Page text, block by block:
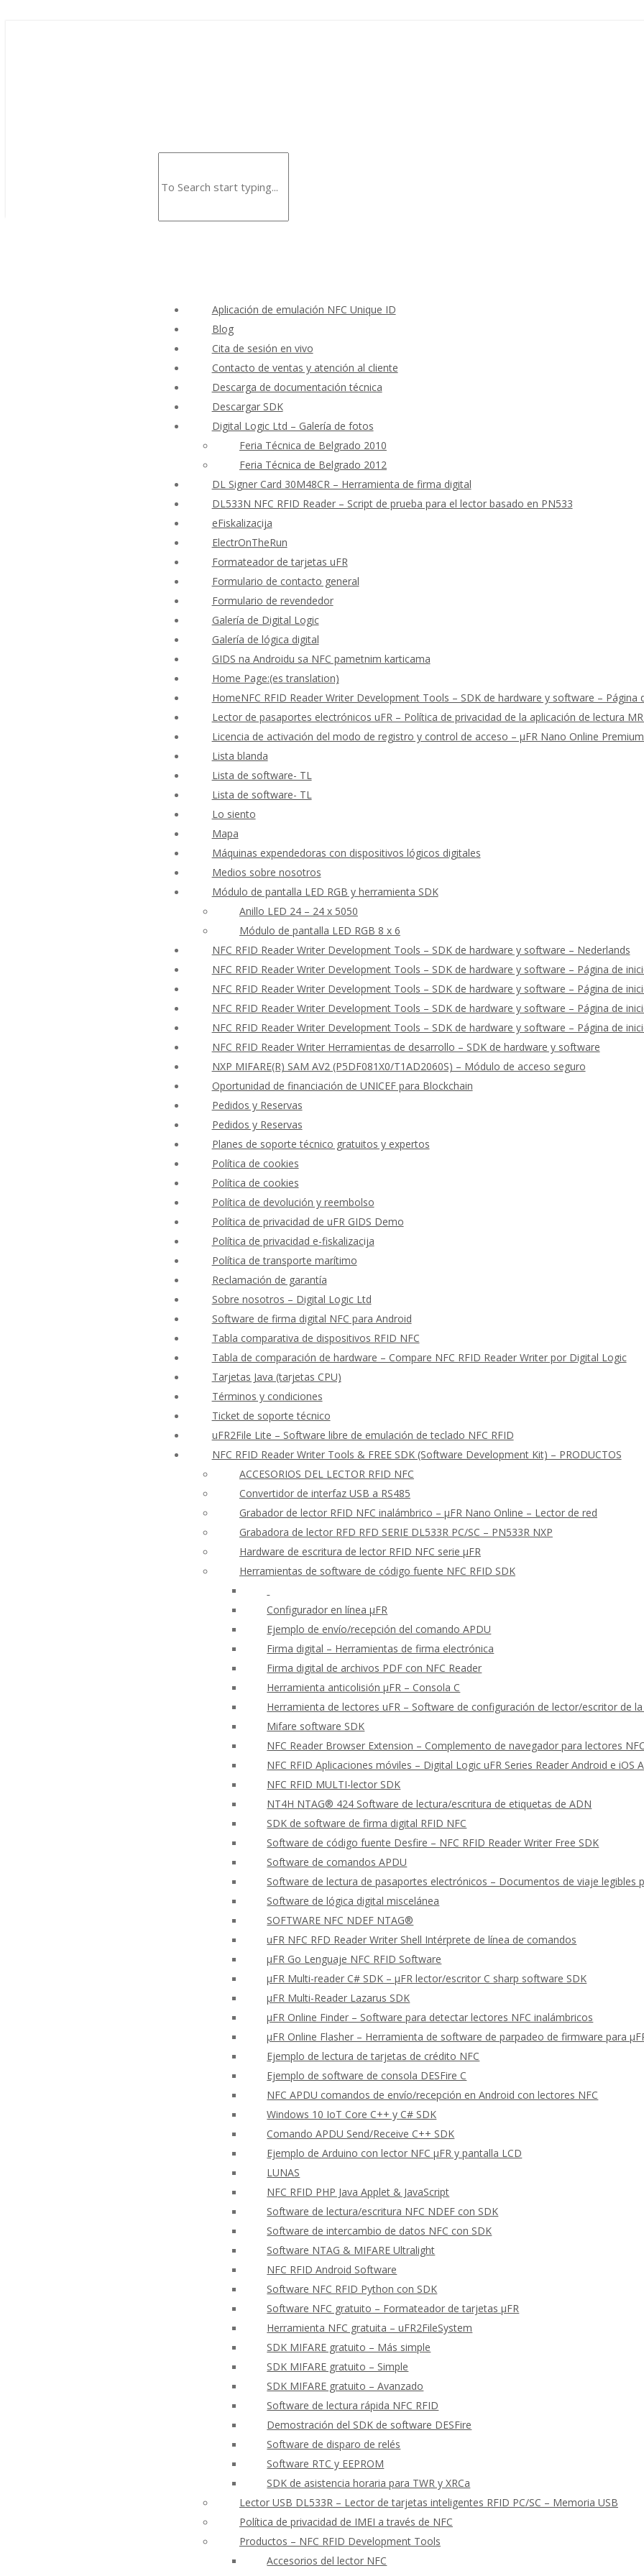
Aplicación de emulación NFC Unique ID
Blog
Cita de sesión en vivo
Contacto de ventas y atención al cliente
Descarga de documentación técnica
Descargar SDK
Digital Logic Ltd – Galería de fotos
Feria Técnica de Belgrado 2010
Feria Técnica de Belgrado 2012
DL Signer Card 30M48CR – Herramienta de firma digital
DL533N NFC RFID Reader – Script de prueba para el lector basado en PN533
eFiskalizacija
ElectrOnTheRun
Formateador de tarjetas uFR
Formulario de contacto general
Formulario de revendedor
Galería de Digital Logic
Galería de lógica digital
GIDS na Androidu sa NFC pametnim karticama
Home Page:(es translation)
HomeNFC RFID Reader Writer Development Tools – SDK de hardware y software – Página
Lector de pasaportes electrónicos uFR – Política de privacidad de la aplicación de lectura
Licencia de activación del modo de registro y control de acceso – μFR Nano Online
Lista blanda
Lista de software- TL
Lista de software- TL
Lo siento
Mapa
Máquinas expendedoras con dispositivos lógicos digitales
Medios sobre nosotros
Módulo de pantalla LED RGB y herramienta SDK
Anillo LED 24 – 24 x 5050
Módulo de pantalla LED RGB 8 x 6
NFC RFID Reader Writer Development Tools – SDK de hardware y software – Nederlands
NFC RFID Reader Writer Development Tools – SDK de hardware y software – Página de
NFC RFID Reader Writer Development Tools – SDK de hardware y software – Página de
NFC RFID Reader Writer Development Tools – SDK de hardware y software – Página de
NFC RFID Reader Writer Development Tools – SDK de hardware y software – Página de
NFC RFID Reader Writer Herramientas de desarrollo – SDK de hardware y software
NXP MIFARE(R) SAM AV2 (P5DF081X0/T1AD2060S) – Módulo de acceso seguro
Oportunidad de financiación de UNICEF para Blockchain
Pedidos y Reservas
Pedidos y Reservas
Planes de soporte técnico gratuitos y expertos
Política de cookies
Política de cookies
Política de devolución y reembolso
Política de privacidad de uFR GIDS Demo
Política de privacidad e-fiskalizacija
Política de transporte marítimo
Reclamación de garantía
Sobre nosotros – Digital Logic Ltd
Software de firma digital NFC para Android
Tabla comparativa de dispositivos RFID NFC
Tabla de comparación de hardware – Compare NFC RFID Reader Writer por Digital Logic
Tarjetas Java (tarjetas CPU)
Términos y condiciones
Ticket de soporte técnico
uFR2File Lite – Software libre de emulación de teclado NFC RFID
NFC RFID Reader Writer Tools & FREE SDK (Software Development Kit) – PRODUCTOS
ACCESORIOS DEL LECTOR RFID NFC
Convertidor de interfaz USB a RS485
Grabador de lector RFID NFC inalámbrico – μFR Nano Online – Lector de red
Grabadora de lector RFD RFD SERIE DL533R PC/SC – PN533R NXP
Hardware de escritura de lector RFID NFC serie μFR
Herramientas de software de código fuente NFC RFID SDK
Configurador en línea μFR
Ejemplo de envío/recepción del comando APDU
Firma digital – Herramientas de firma electrónica
Firma digital de archivos PDF con NFC Reader
Herramienta anticolisión μFR – Consola C
Herramienta de lectores uFR – Software de configuración de lector/escritor de la
Mifare software SDK
NFC Reader Browser Extension – Complemento de navegador para lectores
NFC RFID Aplicaciones móviles – Digital Logic uFR Series Reader Android e iOS
NFC RFID MULTI-lector SDK
NT4H NTAG® 424 Software de lectura/escritura de etiquetas de ADN
SDK de software de firma digital RFID NFC
Software de código fuente Desfire – NFC RFID Reader Writer Free SDK
Software de comandos APDU
Software de lectura de pasaportes electrónicos – Documentos de viaje legibles
Software de lógica digital miscelánea
SOFTWARE NFC NDEF NTAG®
uFR NFC RFD Reader Writer Shell Intérprete de línea de comandos
μFR Go Lenguaje NFC RFID Software
μFR Multi-reader C# SDK – μFR lector/escritor C sharp software SDK
μFR Multi-Reader Lazarus SDK
μFR Online Finder – Software para detectar lectores NFC inalámbricos
μFR Online Flasher – Herramienta de software de parpadeo de firmware para
Ejemplo de lectura de tarjetas de crédito NFC
Ejemplo de software de consola DESFire C
NFC APDU comandos de envío/recepción en Android con lectores NFC
Windows 10 IoT Core C++ y C# SDK
Comando APDU Send/Receive C++ SDK
Ejemplo de Arduino con lector NFC μFR y pantalla LCD
LUNAS
NFC RFID PHP Java Applet & JavaScript
Software de lectura/escritura NFC NDEF con SDK
Software de intercambio de datos NFC con SDK
Software NTAG & MIFARE Ultralight
NFC RFID Android Software
Software NFC RFID Python con SDK
Software NFC gratuito – Formateador de tarjetas μFR
Herramienta NFC gratuita – uFR2FileSystem
SDK MIFARE gratuito – Más simple
SDK MIFARE gratuito – Simple
SDK MIFARE gratuito – Avanzado
Software de lectura rápida NFC RFID
Demostración del SDK de software DESFire
Software de disparo de relés
Software RTC y EEPROM
SDK de asistencia horaria para TWR y XRCa
Lector USB DL533R – Lector de tarjetas inteligentes RFID PC/SC – Memoria USB
Política de privacidad de IMEI a través de NFC
Productos – NFC RFID Development Tools
Accesorios del lector NFC